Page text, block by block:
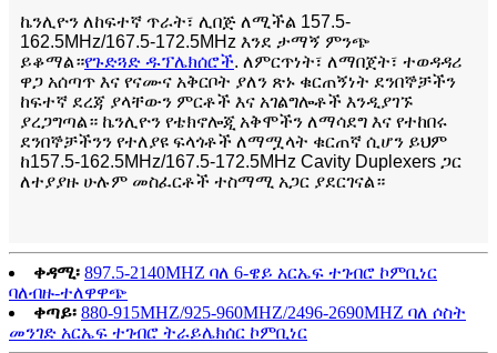
ኬንሊዮን ለከፍተኛ ጥራት፣ ሊበጅ ለሚችል 157.5-
162.5MHz/167.5-172.5MHz እንደ ታማኝ ምንጭ
ይቆማል።የጉድጓድ ዱፕሌክሰሮች. ለምርጥነት፣ ለማበጀት፣ ተወዳዳሪ
ዋጋ አሰጣጥ እና የናሙና አቅርቦት ያለን ጽኑ ቁርጠኝነት ደንበኞቻችን
ከፍተኛ ደረጃ ያላቸውን ምርቶች እና አገልግሎቶች እንዲያገኙ
ያረጋግጣል። ኬንሊዮን የቴክኖሎጂ አቅሞችን ለማሳደግ እና የተከበሩ
ደንበኞቻችንን የተለያዩ ፍላጎቶች ለማሟላት ቁርጠኛ ሲሆን ይህም
ከ157.5-162.5MHz/167.5-172.5MHz Cavity Duplexers ጋር
ለተያያዙ ሁሉም መስፈርቶች ተስማሚ አጋር ያደርገናል።
ቀዳሚ፡ 897.5-2140MHZ ባለ 6-ዌይ አርኤፍ ተገብሮ ኮምቢነር
ባለብዙ-ተለዋዋጭ
ቀጣይ፡ 880-915MHZ/925-960MHZ/2496-2690MHZ ባለ ሶስት
መንገድ አርኤፍ ተገብሮ ትራይሌክሰር ኮምቢነር